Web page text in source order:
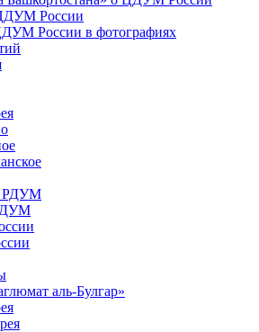
России
России в фотографиях
РДУМ
аль-Булгар»